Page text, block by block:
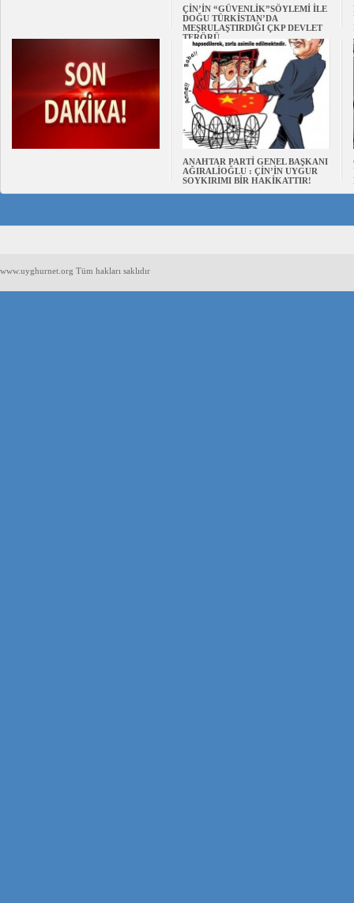
ÇİN’İN “GÜVENLİK”SÖYLEMİ İLE
DOĞU TÜRKİSTAN’DA
MEŞRULAŞTIRDIĞI ÇKP DEVLET
TERÖRÜ
ANAHTAR PARTİ GENEL BAŞKANI
AĞIRALİOĞLU : ÇİN’İN UYGUR
SOYKIRIMI BİR HAKİKATTIR!
www.uyghurnet.org Tüm hakları saklıdır